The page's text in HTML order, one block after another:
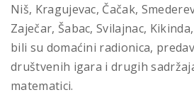
Niš, Kragujevac, Čačak,
Zaječar, Šabac, Svilajnac,
bili su domaćini radionica,
društvenih igara i drugih
matematici.